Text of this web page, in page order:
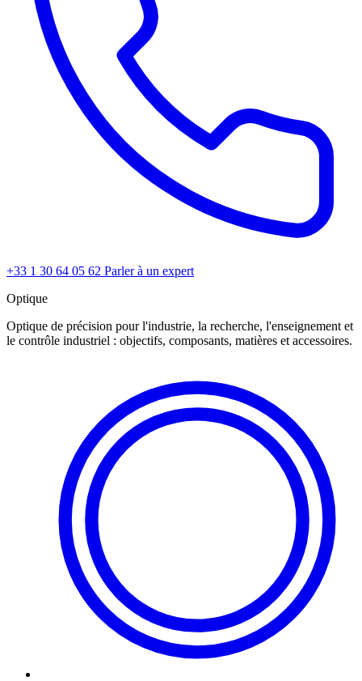
+33 1 30 64 05 62 Parler à un expert
Optique
Optique de précision pour l'industrie, la recherche, l'enseignement et
le contrôle industriel : objectifs, composants, matières et accessoires.